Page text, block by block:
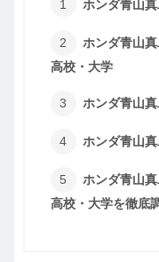
ホンダ青山
ホンダ青山
高校・大学
ホンダ青山
ホンダ青山
ホンダ青山
高校・大学を徹底